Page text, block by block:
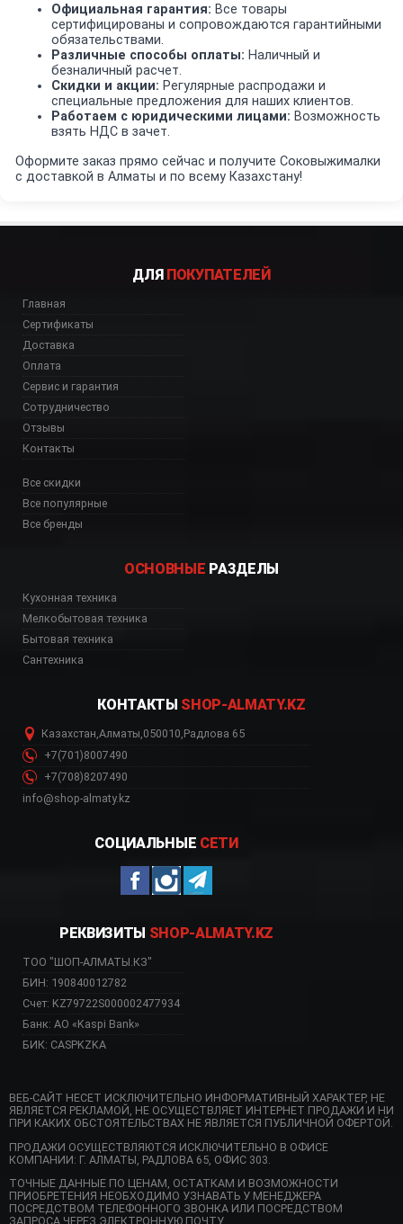
Официальная гарантия: Все товары
сертифицированы и сопровождаются гарантийными
обязательствами.
Различные способы оплаты: Наличный и
безналичный расчет.
Скидки и акции: Регулярные распродажи и
специальные предложения для наших клиентов.
Работаем с юридическими лицами: Возможность
взять НДС в зачет.
Оформите заказ прямо сейчас и получите Соковыжималки
с доставкой в Алматы и по всему Казахстану!
ДЛЯ ПОКУПАТЕЛЕЙ
Главная
Сертификаты
Доставка
Оплата
Сервис и гарантия
Сотрудничество
Отзывы
Контакты
Все скидки
Все популярные
Все бренды
ОСНОВНЫЕ РАЗДЕЛЫ
Кухонная техника
Мелкобытовая техника
Бытовая техника
Сантехника
КОНТАКТЫ SHOP-ALMATY.KZ
Казахстан,Алматы,050010,Радлова 65
+7(701)8007490
+7(708)8207490
info@shop-almaty.kz
СОЦИАЛЬНЫЕ СЕТИ
РЕКВИЗИТЫ SHOP-ALMATY.KZ
ТОО "ШОП-АЛМАТЫ.КЗ"
БИН: 190840012782
Счет: KZ79722S000002477934
Банк: АО «Kaspi Bank»
БИК: CASPKZKA
ВЕБ-САЙТ НЕСЕТ ИСКЛЮЧИТЕЛЬНО ИНФОРМАТИВНЫЙ ХАРАКТЕР, НЕ
ЯВЛЯЕТСЯ РЕКЛАМОЙ, НЕ ОСУЩЕСТВЛЯЕТ ИНТЕРНЕТ ПРОДАЖИ И НИ
ПРИ КАКИХ ОБСТОЯТЕЛЬСТВАХ НЕ ЯВЛЯЕТСЯ ПУБЛИЧНОЙ ОФЕРТОЙ.
ПРОДАЖИ ОСУЩЕСТВЛЯЮТСЯ ИСКЛЮЧИТЕЛЬНО В ОФИСЕ
КОМПАНИИ: Г. АЛМАТЫ, РАДЛОВА 65, ОФИС 303.
ТОЧНЫЕ ДАННЫЕ ПО ЦЕНАМ, ОСТАТКАМ И ВОЗМОЖНОСТИ
ПРИОБРЕТЕНИЯ НЕОБХОДИМО УЗНАВАТЬ У МЕНЕДЖЕРА
ПОСРЕДСТВОМ ТЕЛЕФОННОГО ЗВОНКА ИЛИ ПОСРЕДСТВОМ
ЗАПРОСА ЧЕРЕЗ ЭЛЕКТРОННУЮ ПОЧТУ.